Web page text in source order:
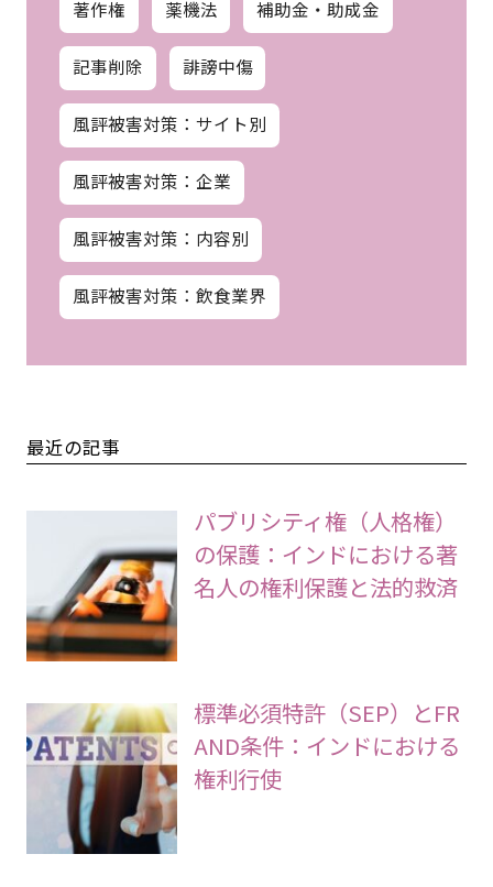
著作権 薬機法 補助金・助成金
記事削除 誹謗中傷
風評被害対策：サイト別
風評被害対策：企業
風評被害対策：内容別
風評被害対策：飲食業界
最近の記事
パブリシティ権（人格権）
の保護：インドにおける著
名人の権利保護と法的救済
標準必須特許（SEP）とFR
AND条件：インドにおける
権利行使